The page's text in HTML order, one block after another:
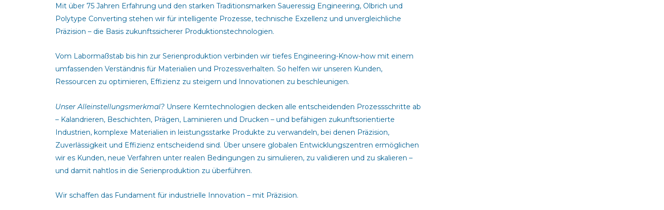
Mit über 75 Jahren Erfahrung und den starken Traditionsmarken Saueressig Engineering, Olbrich und
Polytype Converting stehen wir für intelligente Prozesse, technische Exzellenz und unvergleichliche
Präzision – die Basis zukunftssicherer Produktionstechnologien.
Vom Labormaßstab bis hin zur Serienproduktion verbinden wir tiefes Engineering-Know-how mit einem
umfassenden Verständnis für Materialien und Prozessverhalten. So helfen wir unseren Kunden,
Ressourcen zu optimieren, Effizienz zu steigern und Innovationen zu beschleunigen.
Unser Alleinstellungsmerkmal? Unsere Kerntechnologien decken alle entscheidenden Prozessschritte ab
– Kalandrieren, Beschichten, Prägen, Laminieren und Drucken – und befähigen zukunftsorientierte
Industrien, komplexe Materialien in leistungsstarke Produkte zu verwandeln, bei denen Präzision,
Zuverlässigkeit und Effizienz entscheidend sind. Über unsere globalen Entwicklungszentren ermöglichen
wir es Kunden, neue Verfahren unter realen Bedingungen zu simulieren, zu validieren und zu skalieren –
und damit nahtlos in die Serienproduktion zu überführen.
Wir schaffen das Fundament für industrielle Innovation – mit Präzision.